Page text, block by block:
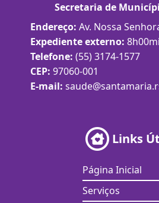
Secretaria de
Endereço: Av. Nossa
Expediente externo:
Telefone: (55) 3174-1577
CEP: 97060-001
E-mail:
Links
Página Inicial
Serviços